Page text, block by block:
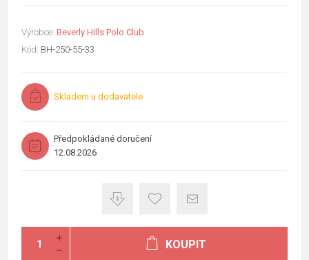
Výrobce: Beverly Hills Polo Club
Kód: BH-250-55-33
Skladem u dodavatele
Předpokládané doručení
12.08.2026
KOUPIT